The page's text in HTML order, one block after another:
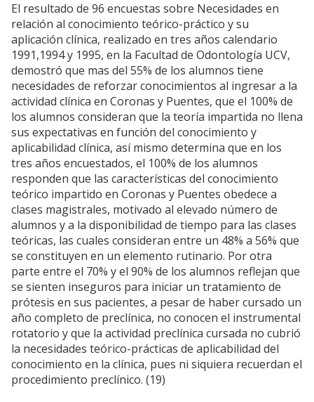
El resultado de 96 encuestas sobre Necesidades en
relación al conocimiento teórico-práctico y su
aplicación clínica, realizado en tres años calendario
1991,1994 y 1995, en la Facultad de Odontología UCV,
demostró que mas del 55% de los alumnos tiene
necesidades de reforzar conocimientos al ingresar a la
actividad clínica en Coronas y Puentes, que el 100% de
los alumnos consideran que la teoría impartida no llena
sus expectativas en función del conocimiento y
aplicabilidad clínica, así mismo determina que en los
tres años encuestados, el 100% de los alumnos
responden que las características del conocimiento
teórico impartido en Coronas y Puentes obedece a
clases magistrales, motivado al elevado número de
alumnos y a la disponibilidad de tiempo para las clases
teóricas, las cuales consideran entre un 48% a 56% que
se constituyen en un elemento rutinario. Por otra
parte entre el 70% y el 90% de los alumnos reflejan que
se sienten inseguros para iniciar un tratamiento de
prótesis en sus pacientes, a pesar de haber cursado un
año completo de preclínica, no conocen el instrumental
rotatorio y que la actividad preclínica cursada no cubrió
la necesidades teórico-prácticas de aplicabilidad del
conocimiento en la clínica, pues ni siquiera recuerdan el
procedimiento preclínico. (19)